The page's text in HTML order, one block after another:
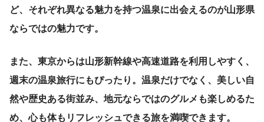
ど、それぞれ異なる魅力を持つ温泉に出会えるのが山形県
ならではの魅力です。
また、東京からは山形新幹線や高速道路を利用しやすく、
週末の温泉旅行にもぴったり。温泉だけでなく、美しい自
然や歴史ある街並み、地元ならではのグルメも楽しめるた
め、心も体もリフレッシュできる旅を満喫できます。